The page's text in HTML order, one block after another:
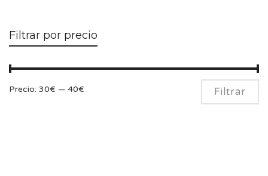
Filtrar por precio
Filtrar
Precio: 30€ — 40€